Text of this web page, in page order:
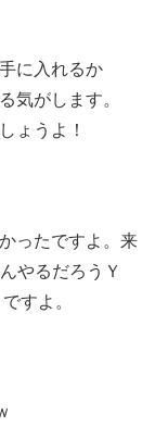
に入れるか
気がします。
ょうよ！
ったですよ。来
やるだろうＹ
すよ。